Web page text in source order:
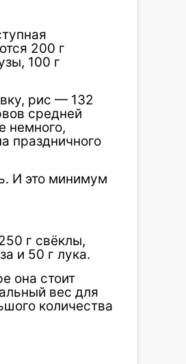
200 г
100 г
рис — 132
средней
немного,
праздничного
И это минимум
г свёклы,
и 50 г лука.
она стоит
вес для
количества